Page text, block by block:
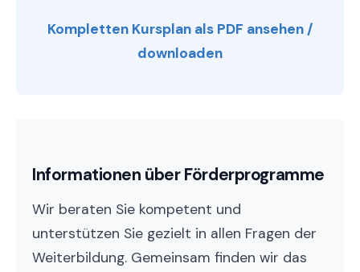
Kompletten Kursplan als PDF ansehen /
downloaden
Informationen über Förderprogramme
Wir beraten Sie kompetent und
unterstützen Sie gezielt in allen Fragen der
Weiterbildung. Gemeinsam finden wir das